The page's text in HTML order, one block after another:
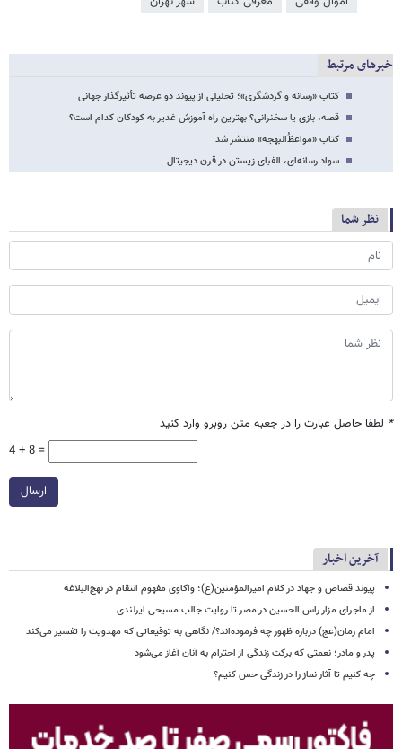
خبرهای مرتبط
کتاب «رسانه و گردشگری»؛ تحلیلی از پیوند دو عرصه تأثیرگذار جهانی
قصه، بازی یا سخنرانی؟ بهترین راه آموزش غدیر به کودکان کدام است؟
کتاب «مواعظُ‌البهجه» منتشر شد
سواد رسانه‌ای، الفبای زیستن در قرن دیجیتال
نظر شما
* لطفا حاصل عبارت را در جعبه متن روبرو وارد کنید
4 + 8 =
ارسال
آخرین اخبار
پیوند قصاص و جهاد در کلام امیرالمؤمنین(ع)؛ واکاوی مفهوم انتقام در نهج‌البلاغه
از ماجرای مزار راس الحسین در مصر تا روایت جالب مسیحی ایرلندی
امام زمان(عج) درباره ظهور چه فرموده‌اند؟/ نگاهی به توقیعاتی که مهدویت را تفسیر می‌کند
پدر و مادر؛ نعمتی که برکت زندگی از احترام به آنان آغاز می‌شود
چه کنیم تا آثار نماز را در زندگی حس کنیم؟